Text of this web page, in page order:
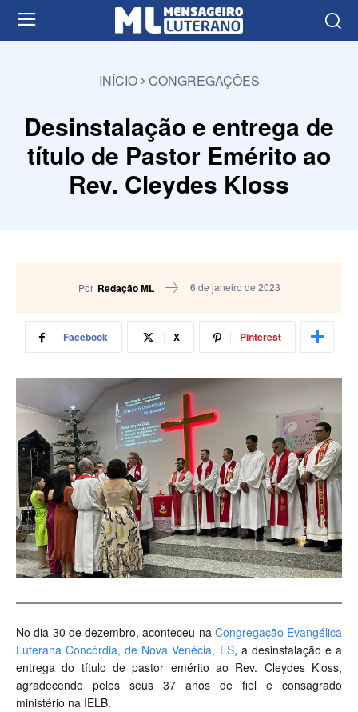
INÍCIO CONGREGAÇÕES
Desinstalação e entrega de
título de Pastor Emérito ao
Rev. Cleydes Kloss
Por Redação ML 6 de janeiro de 2023
Facebook X Pinterest
No dia 30 de dezembro, aconteceu na Congregação Evangélica
Luterana Concórdia, de Nova Venécia, ES, a desinstalação e a
entrega do título de pastor emérito ao Rev. Cleydes Kloss,
agradecendo pelos seus 37 anos de fiel e consagrado
ministério na IELB.